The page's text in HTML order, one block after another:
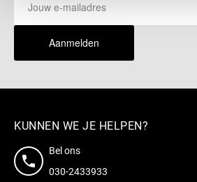
Aanmelden
KUNNEN WE JE HELPEN?
Bel ons
030-2433933